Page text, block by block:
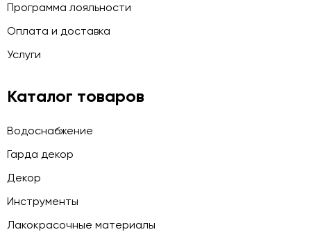
Программа лояльности
Оплата и доставка
Услуги
Каталог товаров
Водоснабжение
Гарда декор
Декор
Инструменты
Лакокрасочные материалы